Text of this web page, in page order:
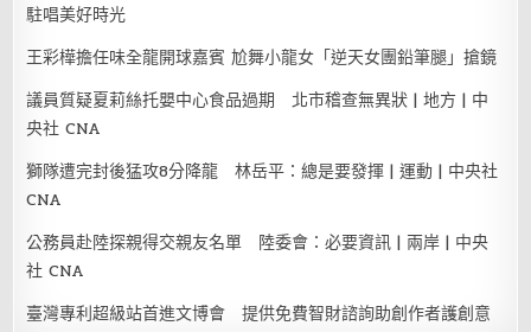
駐唱美好時光
王彩樺擔任味全龍開球嘉賓 尬舞小龍女「逆天女團鉛筆腿」搶鏡
議員質疑夏莉絲托嬰中心食品過期 北市稽查無異狀 | 地方 | 中
央社 CNA
獅隊遭完封後猛攻8分降龍 林岳平：總是要發揮 | 運動 | 中央社
CNA
公務員赴陸探親得交親友名單 陸委會：必要資訊 | 兩岸 | 中央
社 CNA
臺灣專利超級站首進文博會 提供免費智財諮詢助創作者護創意